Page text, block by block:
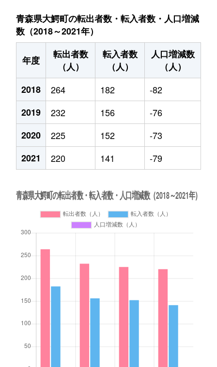
青森県大鰐町の転出者数・転入者数・人口増減
数（2018～2021年）
年度
転出者数
（人）
転入者数
（人）
人口増減数
（人）
2018
264 182
-82
2019
232 156
-76
2020
225 152
-73
2021
220 141 -79